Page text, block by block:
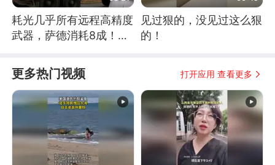
耗光几乎所有远程高精度
武器，萨德消耗8成！美
见过狠的，没见过这么狠
的！
更多热门视频 打开应用 查看更多